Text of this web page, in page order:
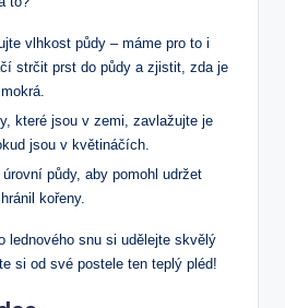
vlhkost půdy – máme pro to i
strčit prst do půdy a zjistit, zda je
které jsou v zemi, zavlažujte je
jsou v květináčích.
půdy, aby pomohl udržet
kořeny.
lednového snu si udělejte skvělý
si od své postele ten teplý pléd!